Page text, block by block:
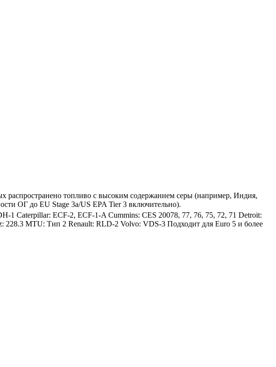
распространено топливо с высоким содержанием серы (например, Индия,
ОГ до EU Stage 3a/US EPA Tier 3 включительно).
Caterpillar: ECF-2, ECF-1-A Cummins: CES 20078, 77, 76, 75, 72, 71 Detroit:
MTU: Тип 2 Renault: RLD-2 Volvo: VDS-3 Подходит для Euro 5 и более